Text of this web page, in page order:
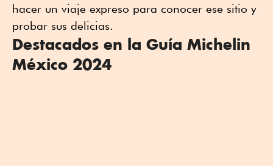
hacer un viaje expreso para conocer ese sitio y
probar sus delicias.
Destacados en la Guía Michelin
México 2024